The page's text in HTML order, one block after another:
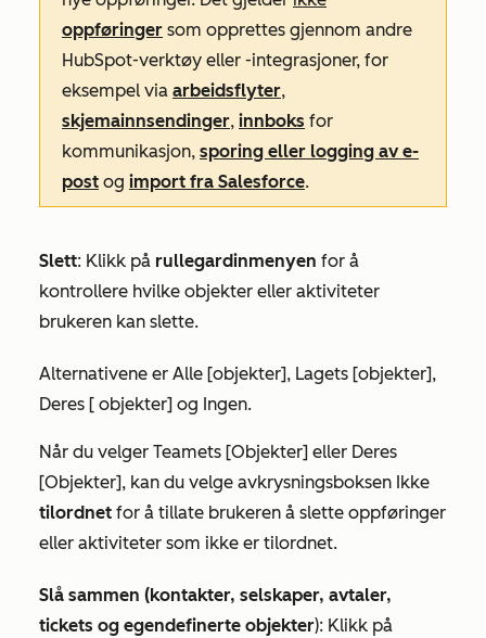
oppføringer som opprettes gjennom andre
HubSpot-verktøy eller -integrasjoner, for
eksempel via arbeidsflyter,
skjemainnsendinger, innboks for
kommunikasjon, sporing eller logging av e-
post og import fra Salesforce.
Slett: Klikk på rullegardinmenyen for å
kontrollere hvilke objekter eller aktiviteter
brukeren kan slette.
Alternativene er Alle [objekter], Lagets [objekter],
Deres [ objekter] og Ingen.
Når du velger Teamets [Objekter] eller Deres
[Objekter], kan du velge avkrysningsboksen Ikke
tilordnet for å tillate brukeren å slette oppføringer
eller aktiviteter som ikke er tilordnet.
Slå sammen (kontakter, selskaper, avtaler,
tickets og egendefinerte objekter): Klikk på